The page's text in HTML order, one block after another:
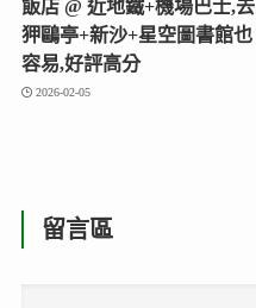
飯店 @ 近地鐵+機場巴士,去
狎鷗亭+新沙+星空圖書館也
容易,好評高分
2026-02-05
留言區